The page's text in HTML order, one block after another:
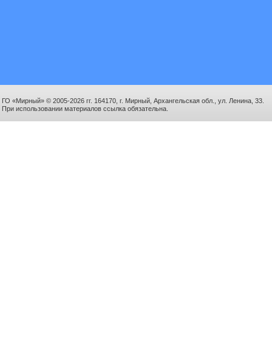
ГО «Мирный» © 2005-2026 гг. 164170, г. Мирный, Архангельская обл., ул. Ленина, 33.
При использовании материалов ссылка обязательна.